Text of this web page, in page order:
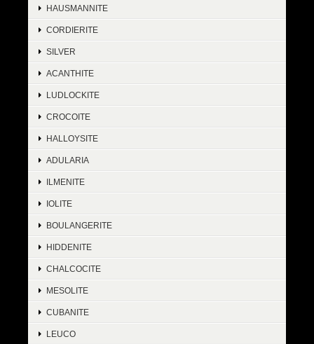
HAUSMANNITE
CORDIERITE
SILVER
ACANTHITE
LUDLOCKITE
CROCOITE
HALLOYSITE
ADULARIA
ILMENITE
IOLITE
BOULANGERITE
HIDDENITE
CHALCOCITE
MESOLITE
CUBANITE
LEUCO